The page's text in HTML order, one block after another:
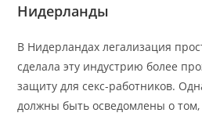
Нидерланды
В Нидерландах легализация
сделала эту индустрию более
защиту для секс-работников.
должны быть осведомлены о том,